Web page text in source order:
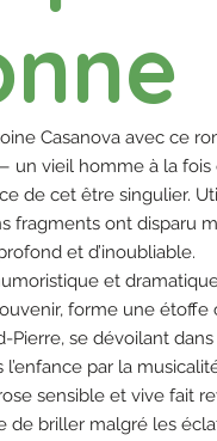
Casanova avec ce
un vieil homme à la
de cet être singulier.
fragments ont disparu
et d’inoubliable.
et
forme une étoffe
Pierre, se dévoilant
par la
sensible et vive fait
de briller malgré les